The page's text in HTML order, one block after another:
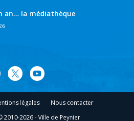
an… la médiathèque
légales
Nous contacter
2010-2026 - Ville de Peynier